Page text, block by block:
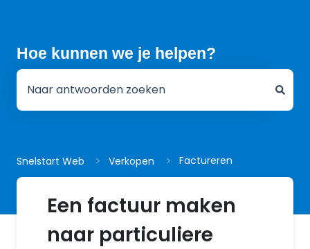
Hoe kunnen we je helpen?
Snelstart Web Verkopen Factureren
Een factuur maken
naar particuliere